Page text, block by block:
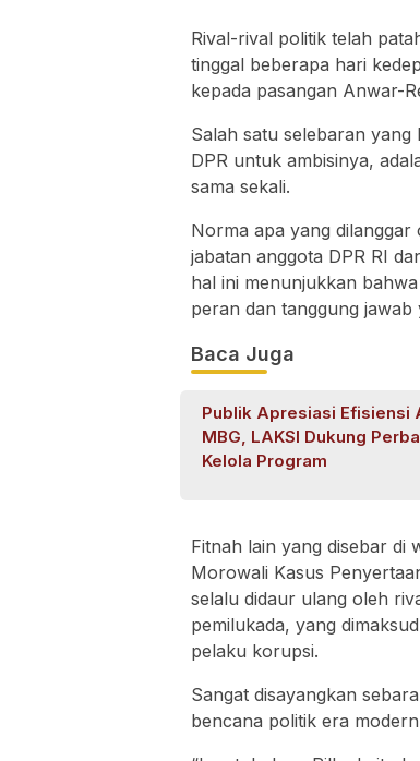
Rival-rival politik telah
tinggal beberapa hari
kepada pasangan Anwar-
Salah satu selebaran
DPR untuk ambisinya,
sama sekali.
Norma apa yang
jabatan anggota DPR RI
hal ini menunjukkan
peran dan tanggung
Baca Juga
Publik Apresiasi Efisiensi
MBG, LAKSI Dukung
Kelola Program
Fitnah lain yang disebar di
Morowali Kasus
selalu didaur ulang oleh
pemilukada, yang
pelaku korupsi.
Sangat disayangkan
bencana politik era